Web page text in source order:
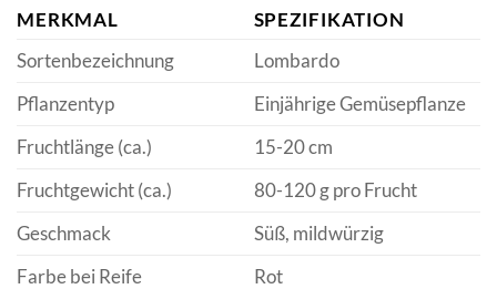
MERKMAL
SPEZIFIKATION
Sortenbezeichnung
Lombardo
Pflanzentyp
Einjährige Gemüsepflanze
Fruchtlänge (ca.)
15-20 cm
Fruchtgewicht (ca.)
80-120 g pro Frucht
Geschmack
Süß, mildwürzig
Farbe bei Reife
Rot